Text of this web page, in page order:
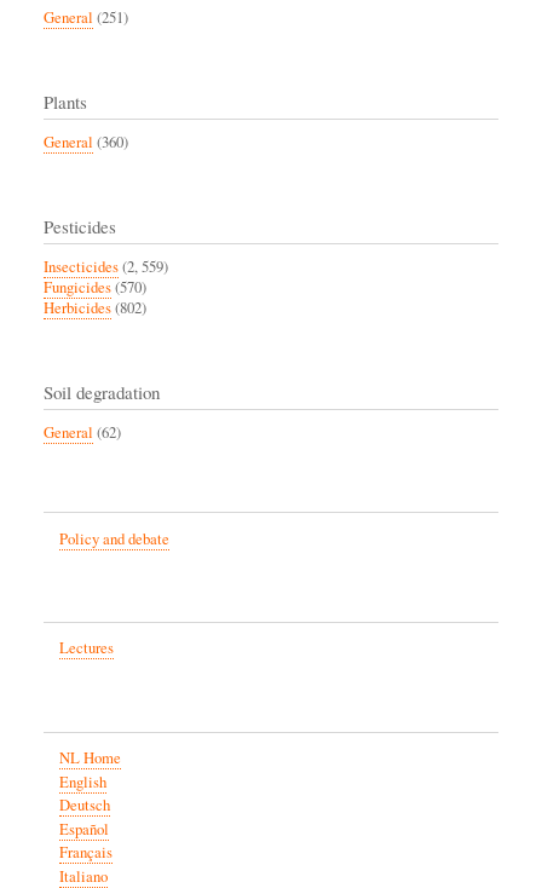
General (251)
Plants
General (360)
Pesticides
Insecticides(2, 559)
Fungicides(570)
Herbicides(802)
Soil degradation
General (62)
Policy and debate
Lectures
NL Home
English
Deutsch
Español
Français
Italiano